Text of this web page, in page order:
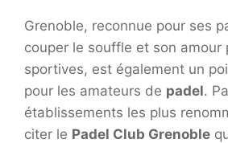
Grenoble, reconnue pour ses
couper le souffle et son amour
sportives, est également un
pour les amateurs de padel.
établissements les plus
citer le Padel Club Grenoble